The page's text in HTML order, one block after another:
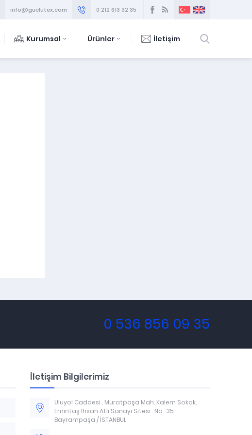
info@guclutex.com 0 212 613 32 35
Kurumsal Ürünler İletişim
0 536 856 09 35
İletişim Bilgilerimiz
Uluyol Caddesi . Muratpaşa Mah. Kalem Sokak.
Emintaş İhsan Atlı Sanayi Sitesi . No : 35
Bayrampaşa / İSTANBUL